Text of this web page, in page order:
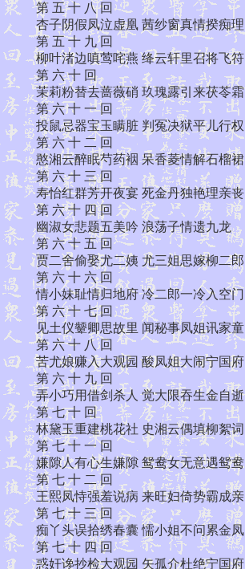
第 五 十 八 回
杏子阴假凤泣虚凰 茜纱窗真情揆痴理
第 五 十 九 回
柳叶渚边嗔莺咤燕 绛云轩里召将飞符
第 六 十 回
茉莉粉替去蔷薇硝 玖瑰露引来茯苓霜
第 六 十 一 回
投鼠忌器宝玉瞒脏 判冤决狱平儿行权
第 六 十 二 回
憨湘云醉眠芍药裀 呆香菱情解石榴裙
第 六 十 三 回
寿怡红群芳开夜宴 死金丹独艳理亲丧
第 六 十 四 回
幽淑女悲题五美吟 浪荡子情遗九龙
第 六 十 五 回
贾二舍偷娶尤二姨 尤三姐思嫁柳二郎
第 六 十 六 回
情小妹耻情归地府 冷二郎一冷入空门
第 六 十 七 回
见土仪颦卿思故里 闻秘事凤姐讯家童
第 六 十 八 回
苦尤娘赚入大观园 酸凤姐大闹宁国府
第 六 十 九 回
弄小巧用借剑杀人 觉大限吞生金自逝
第 七 十 回
林黛玉重建桃花社 史湘云偶填柳絮词
第 七 十 一 回
嫌隙人有心生嫌隙 鸳鸯女无意遇鸳鸯
第 七 十 二 回
王熙凤恃强羞说病 来旺妇倚势霸成亲
第 七 十 三 回
痴丫头误拾绣春囊 懦小姐不问累金凤
第 七 十 四 回
惑奸谗抄检大观园 矢孤介杜绝宁国府